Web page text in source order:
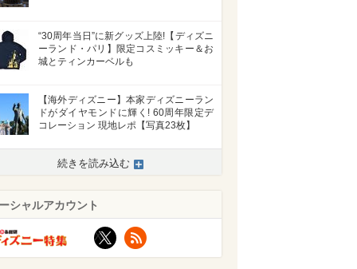
“30周年当日”に新グッズ上陸!【ディズニ
ーランド・パリ】限定コスミッキー＆お
城とティンカーベルも
【海外ディズニー】本家ディズニーラン
ドがダイヤモンドに輝く! 60周年限定デ
コレーション 現地レポ【写真23枚】
続きを読み込む
シャルアカウント
X